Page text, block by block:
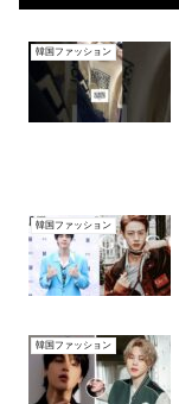
韓国ファッション
韓国ファッション
韓国ファッション